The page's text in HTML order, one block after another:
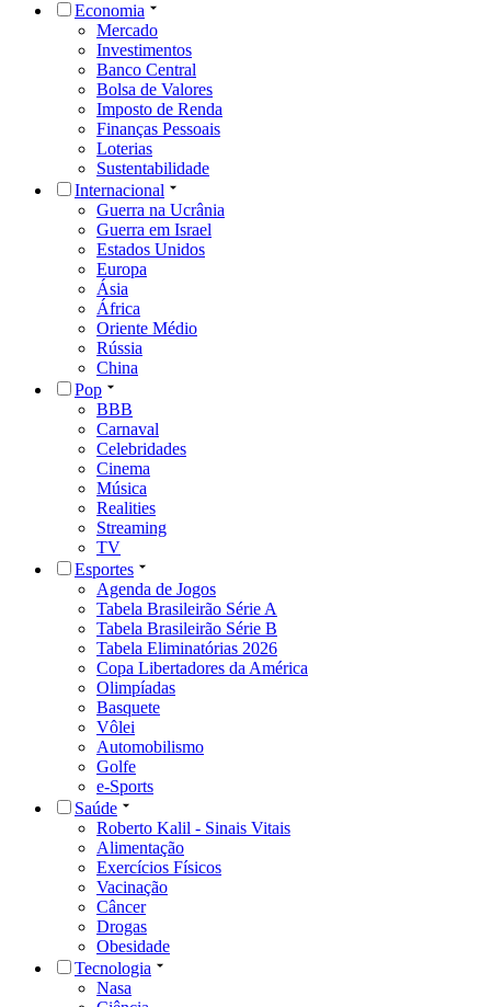
Economia
Mercado
Investimentos
Banco Central
Bolsa de Valores
Imposto de Renda
Finanças Pessoais
Loterias
Sustentabilidade
Internacional
Guerra na Ucrânia
Guerra em Israel
Estados Unidos
Europa
Ásia
África
Oriente Médio
Rússia
China
Pop
BBB
Carnaval
Celebridades
Cinema
Música
Realities
Streaming
TV
Esportes
Agenda de Jogos
Tabela Brasileirão Série A
Tabela Brasileirão Série B
Tabela Eliminatórias 2026
Copa Libertadores da América
Olimpíadas
Basquete
Vôlei
Automobilismo
Golfe
e-Sports
Saúde
Roberto Kalil - Sinais Vitais
Alimentação
Exercícios Físicos
Vacinação
Câncer
Drogas
Obesidade
Tecnologia
Nasa